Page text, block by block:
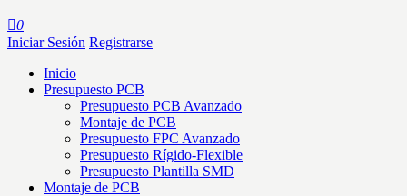
0
Iniciar Sesión Registrarse
Inicio
Presupuesto PCB
Presupuesto PCB Avanzado
Montaje de PCB
Presupuesto FPC Avanzado
Presupuesto Rígido-Flexible
Presupuesto Plantilla SMD
Montaje de PCB